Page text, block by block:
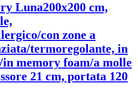
Luna200x200 cm,
con zone a
termoregolante, in
memory foam/a molle
21 cm, portata 120